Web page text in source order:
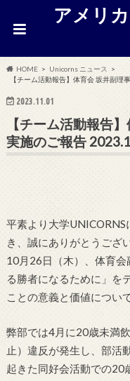
アメリ
HOME
Unicorns ニュース
【チーム活動報告】体育会 坂井副理
2023.11.01
【チーム活動報告
実施のご報告
平素より大学
き、誠にありがとうござ
10月26日（木）、体育
る勝者になるために」を
ことの意義と価値につい
弊部では4月に20歳未満
止）違反が発生し、部活
起きた同好会活動での20